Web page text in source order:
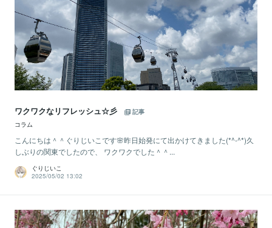
ワクワクなリフレッシュ☆彡
記事
コラム
こんにちは＾＾ぐりじいこです🌸昨日始発にて出かけてきました(*^-^*)久
しぶりの関東でしたので、 ワクワクでした＾＾...
ぐりじいこ
2025/05/02 13:02